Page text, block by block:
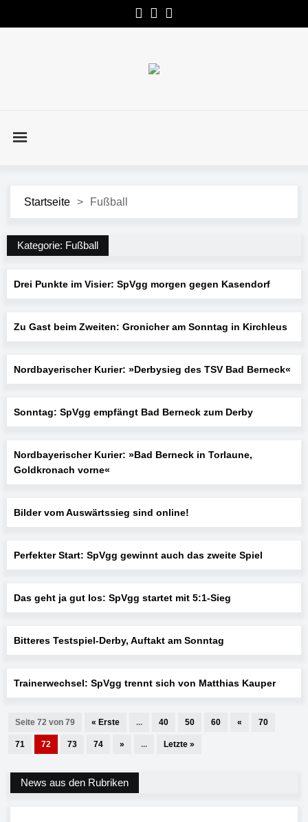
Startseite > Fußball
Kategorie: Fußball
Drei Punkte im Visier: SpVgg morgen gegen Kasendorf
Zu Gast beim Zweiten: Gronicher am Sonntag in Kirchleus
Nordbayerischer Kurier: »Derbysieg des TSV Bad Berneck«
Sonntag: SpVgg empfängt Bad Berneck zum Derby
Nordbayerischer Kurier: »Bad Berneck in Torlaune,
Goldkronach vorne«
Bilder vom Auswärtssieg sind online!
Perfekter Start: SpVgg gewinnt auch das zweite Spiel
Das geht ja gut los: SpVgg startet mit 5:1-Sieg
Bitteres Testspiel-Derby, Auftakt am Sonntag
Trainerwechsel: SpVgg trennt sich von Matthias Kauper
Seite 72 von 79 « Erste ... 40 50 60 « 70
71 72 73 74 » ... Letzte »
News aus den Rubriken